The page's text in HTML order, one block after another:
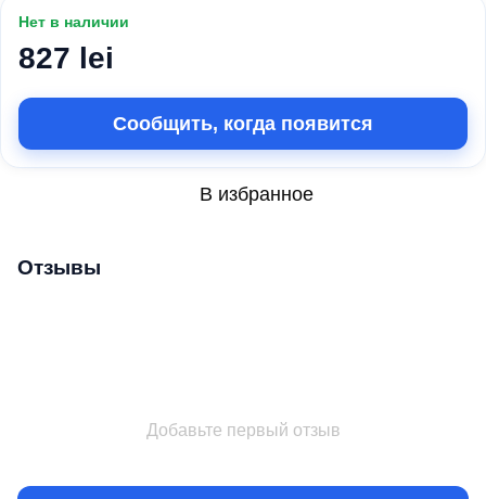
Нет в наличии
827 lei
Сообщить, когда появится
В избранное
Отзывы
Добавьте первый отзыв